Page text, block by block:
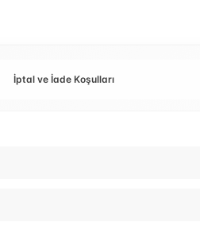
İptal ve İade Koşulları